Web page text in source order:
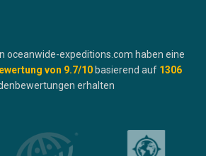
oceanwide-expeditions.com haben eine
von 9.7/10 basierend auf 1306
erhalten